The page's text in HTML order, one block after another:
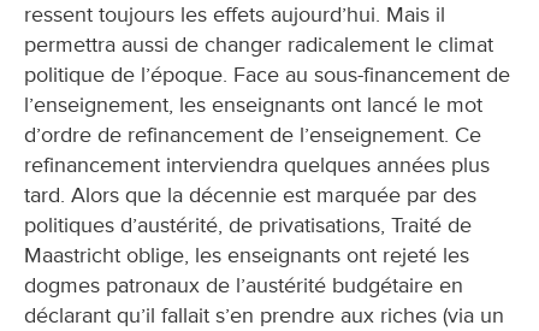
ressent toujours les effets aujourd’hui. Mais il
permettra aussi de changer radicalement le climat
politique de l’époque. Face au sous-financement de
l’enseignement, les enseignants ont lancé le mot
d’ordre de refinancement de l’enseignement. Ce
refinancement interviendra quelques années plus
tard. Alors que la décennie est marquée par des
politiques d’austérité, de privatisations, Traité de
Maastricht oblige, les enseignants ont rejeté les
dogmes patronaux de l’austérité budgétaire en
déclarant qu’il fallait s’en prendre aux riches (via un